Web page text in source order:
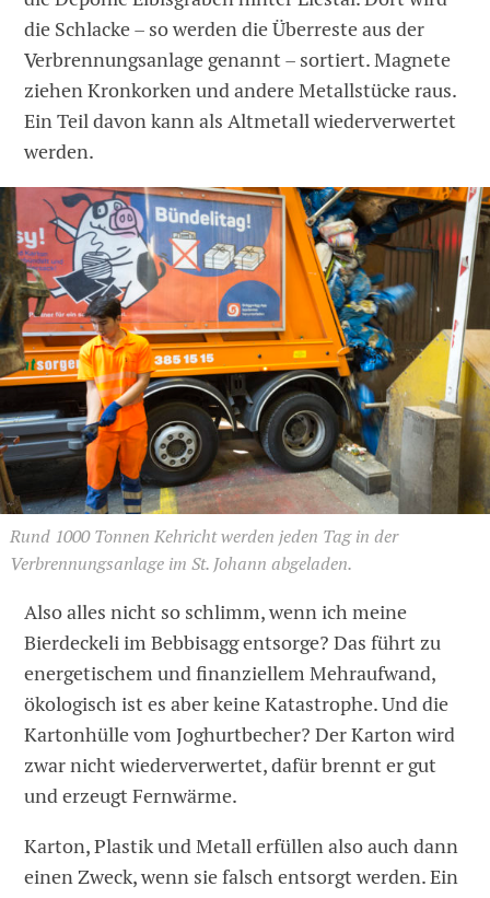
die Schlacke – so werden die Überreste aus der
Verbrennungsanlage genannt – sortiert. Magnete
ziehen Kronkorken und andere Metallstücke raus.
Ein Teil davon kann als Altmetall wiederverwertet
werden.
Rund 1000 Tonnen Kehricht werden jeden Tag in der
Verbrennungsanlage im St. Johann abgeladen.
Also alles nicht so schlimm, wenn ich meine
Bierdeckeli im Bebbisagg entsorge? Das führt zu
energetischem und finanziellem Mehraufwand,
ökologisch ist es aber keine Katastrophe. Und die
Kartonhülle vom Joghurtbecher? Der Karton wird
zwar nicht wiederverwertet, dafür brennt er gut
und erzeugt Fernwärme.
Karton, Plastik und Metall erfüllen also auch dann
einen Zweck, wenn sie falsch entsorgt werden. Ein